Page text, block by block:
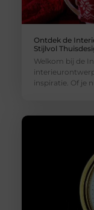
Ontdek de
Stijlvol
Welkom bij de
inspiratie. Of je